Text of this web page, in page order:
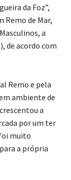
da Foz”,
Remo de Mar,
a
de acordo com
Remo e pela
ambiente de
a
por um ter
muito
a própria